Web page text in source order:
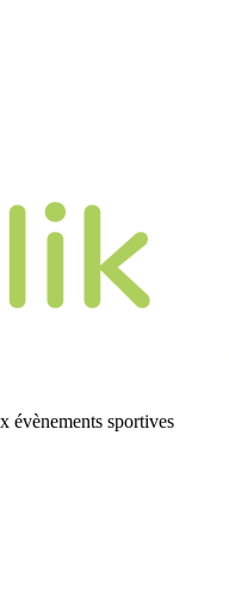
évènements sportives